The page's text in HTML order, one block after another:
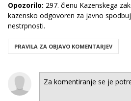
Opozorilo: 297. členu Kazenskega
kazensko odgovoren za javno
nestrpnosti.
PRAVILA ZA OBJAVO KOMENTARJEV